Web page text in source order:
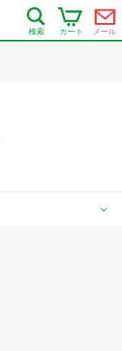
検索 カート メール